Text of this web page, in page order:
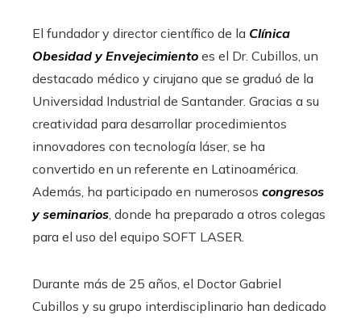
El fundador y director científico de la Clínica
Obesidad y Envejecimiento es el Dr. Cubillos, un
destacado médico y cirujano que se graduó de la
Universidad Industrial de Santander. Gracias a su
creatividad para desarrollar procedimientos
innovadores con tecnología láser, se ha
convertido en un referente en Latinoamérica.
Además, ha participado en numerosos congresos
y seminarios , donde ha preparado a otros colegas
para el uso del equipo SOFT LASER.
Durante más de 25 años, el Doctor Gabriel
Cubillos y su grupo interdisciplinario han dedicado